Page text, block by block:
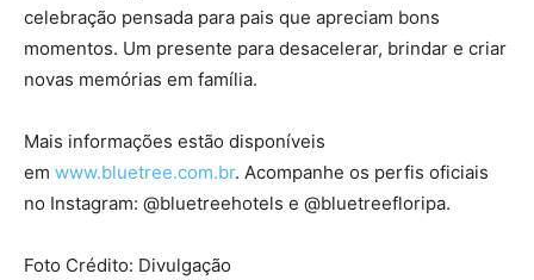
celebração pensada para pais que apreciam bons
momentos. Um presente para desacelerar, brindar e criar
novas memórias em família.
Mais informações estão disponíveis
em www.bluetree.com.br. Acompanhe os perfis oficiais
no Instagram: @bluetreehotels e @bluetreefloripa.
Foto Crédito: Divulgação